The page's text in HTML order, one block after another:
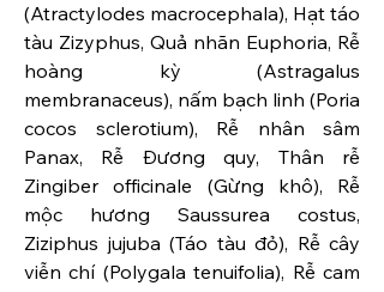
(Atractylodes macrocephala), Hạt táo
tàu Zizyphus, Quả nhãn Euphoria, Rễ
hoàng kỳ (Astragalus
membranaceus), nấm bạch linh (Poria
cocos sclerotium), Rễ nhân sâm
Panax, Rễ Đương quy, Thân rễ
Zingiber officinale (Gừng khô), Rễ
mộc hương Saussurea costus,
Ziziphus jujuba (Táo tàu đỏ), Rễ cây
viễn chí (Polygala tenuifolia), Rễ cam